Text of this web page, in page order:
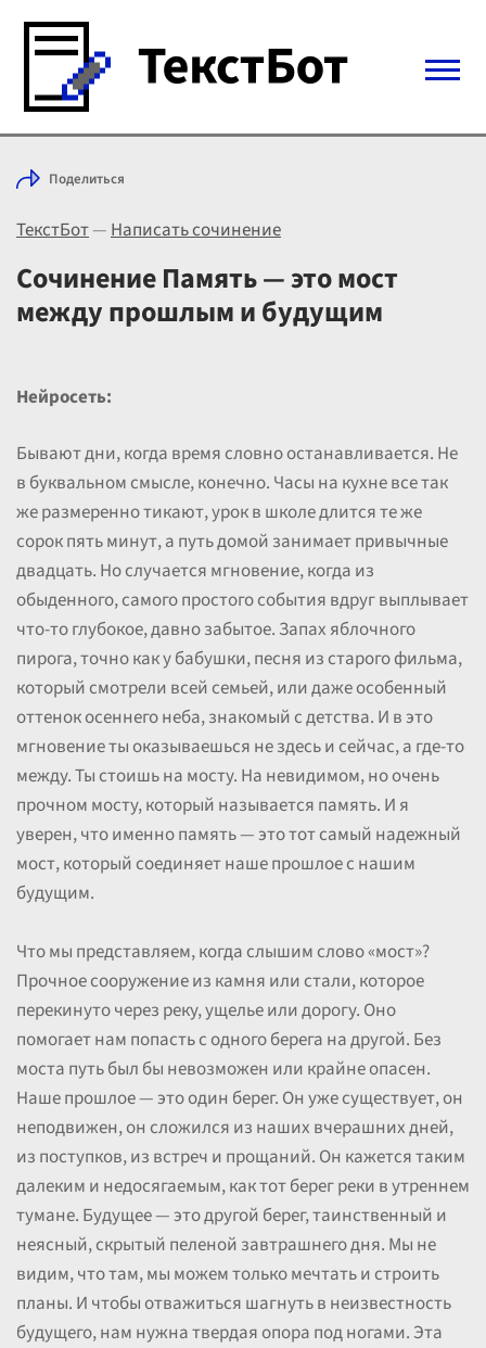
Войти с Telegram
Выбрать режим
Цены
Поделиться
ТекстБот—Написать сочинение
Сочинение Память — это мост
между прошлым и будущим
Нейросеть:
Бывают дни, когда время словно останавливается. Не
в буквальном смысле, конечно. Часы на кухне все так
же размеренно тикают, урок в школе длится те же
сорок пять минут, а путь домой занимает привычные
двадцать. Но случается мгновение, когда из
обыденного, самого простого события вдруг выплывает
что-то глубокое, давно забытое. Запах яблочного
пирога, точно как у бабушки, песня из старого фильма,
который смотрели всей семьей, или даже особенный
оттенок осеннего неба, знакомый с детства. И в это
мгновение ты оказываешься не здесь и сейчас, а где-то
между. Ты стоишь на мосту. На невидимом, но очень
прочном мосту, который называется память. И я
уверен, что именно память — это тот самый надежный
мост, который соединяет наше прошлое с нашим
будущим.
Что мы представляем, когда слышим слово «мост»?
Прочное сооружение из камня или стали, которое
перекинуто через реку, ущелье или дорогу. Оно
помогает нам попасть с одного берега на другой. Без
моста путь был бы невозможен или крайне опасен.
Наше прошлое — это один берег. Он уже существует, он
неподвижен, он сложился из наших вчерашних дней,
из поступков, из встреч и прощаний. Он кажется таким
далеким и недосягаемым, как тот берег реки в утреннем
тумане. Будущее — это другой берег, таинственный и
неясный, скрытый пеленой завтрашнего дня. Мы не
видим, что там, мы можем только мечтать и строить
планы. И чтобы отважиться шагнуть в неизвестность
будущего, нам нужна твердая опора под ногами. Эта